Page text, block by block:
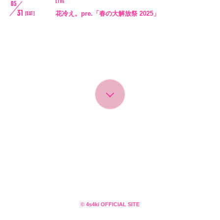
movie
05
31 [SAT]
LIVE
花冷え。pre.「春の大解放祭 2025」
© 4s4ki OFFICIAL SITE